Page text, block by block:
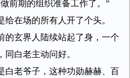
前期的组织准备工作了。”
给在场的所有人开了个头。
的玄界人陆续站起了身，一个
白老主动问好。
白老爷子，这种功勋赫赫、百